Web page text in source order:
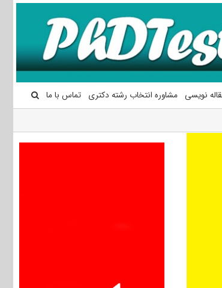
نویسی مشاوره انتخاب رشته دکتری تماس با ما